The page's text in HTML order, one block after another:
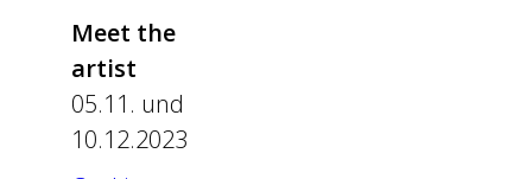
Meet the
artist
05.11. und
10.12.2023